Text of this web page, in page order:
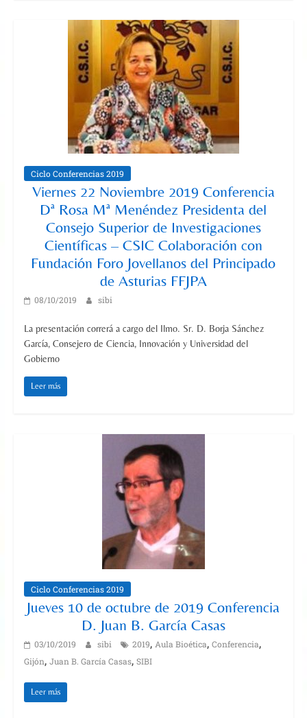
Ciclo Conferencias 2019
Viernes 22 Noviembre 2019 Conferencia
Dª Rosa Mª Menéndez Presidenta del
Consejo Superior de Investigaciones
Científicas – CSIC Colaboración con
Fundación Foro Jovellanos del Principado
de Asturias FFJPA
08/10/2019 sibi
La presentación correrá a cargo del Ilmo. Sr. D. Borja Sánchez
García, Consejero de Ciencia, Innovación y Universidad del
Gobierno
Leer más
Ciclo Conferencias 2019
Jueves 10 de octubre de 2019 Conferencia
D. Juan B. García Casas
03/10/2019 sibi 2019, Aula Bioética, Conferencia,
Gijón, Juan B. García Casas, SIBI
Leer más